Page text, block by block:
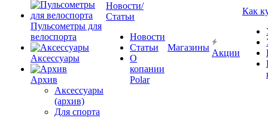
Пульсометры для
велоспорта
Аксессуары
Архив
Аксессуары
(архив)
Для спорта
Новости/
Статьи
Новости
Статьи
О
копании
Polar
Магазины
Акции
Как